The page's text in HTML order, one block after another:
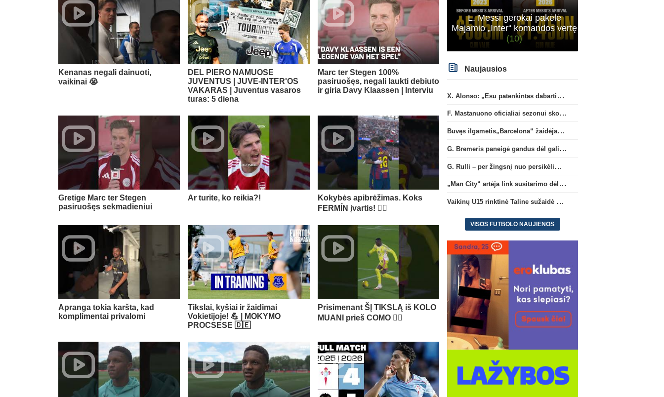
Kenanas negali dainuoti,
vaikinai 😭​
DEL PIERO NAMUOSE
JUVENTUS | JUVE-INTER'OS
VAKARAS | Juventus vasaros
turas: 5 diena
Marc ter Stegen 100%
pasiruošęs, negali laukti debiuto
ir giria Davy Klaassen | Interviu
Gretige Marc ter Stegen
pasiruošęs sekmadieniui
Ar turite, ko reikia?!
Kokybės apibrėžimas. Koks
FERMÍN įvartis! 😮‍💨
Apranga tokia karšta, kad
komplimentai privalomi
Tikslai, kyšiai ir žaidimai
Vokietijoje! 💪 | MOKYMO
PROCSESE 🇩🇪
Prisimenant ŠĮ TIKSLĄ iš KOLO
MUANI prieš COMO 😮‍💨​
L. Messi gerokai pakėlė
Majamio „Inter“ komandos vertę
(10)
Naujausios
X. Alonso: „Esu patenkintas dabartiniais „Chelsea“ ekipos vartininkais“
F. Mastanuono oficialiai sezonui skolinamas „Fiorentina“ ekipai
Buvęs ilgametis„Barcelona“ žaidėjas S. Roberto artėja link persikėlimo į MLS
G. Bremeris paneigė gandus dėl galimo išvykimo iš „Juventus“ klubo
G. Rulli – per žingsnį nuo persikėlimo į „Manchester City“ klubą
„Man City“ artėja link susitarimo dėl marokiečio A. Bouaddi persikėlimo
Vaikinų U15 rinktinė Taline sužaidė pirmąsias kontrolines rungtynes
VISOS FUTBOLO NAUJIENOS